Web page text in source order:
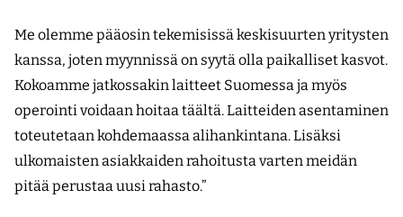
Me olemme pääosin tekemisissä keskisuurten yritysten
kanssa, joten myynnissä on syytä olla paikalliset kasvot.
Kokoamme jatkossakin laitteet Suomessa ja myös
operointi voidaan hoitaa täältä. Laitteiden asentaminen
toteutetaan kohdemaassa alihankintana. Lisäksi
ulkomaisten asiakkaiden rahoitusta varten meidän
pitää perustaa uusi rahasto.”